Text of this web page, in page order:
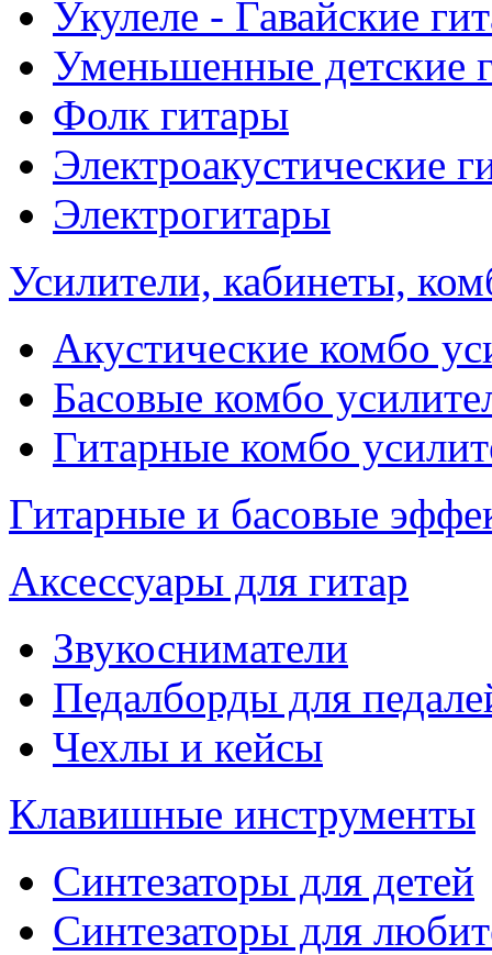
Укулеле - Гавайские
Уменьшенные детские
Фолк гитары
Электроакустические
Электрогитары
Усилители, кабинеты,
Акустические комбо
Басовые комбо
Гитарные комбо
Гитарные и басовые
Аксессуары для гитар
Звукосниматели
Педалборды для
Чехлы и кейсы
Клавишные инструменты
Синтезаторы для детей
Синтезаторы для